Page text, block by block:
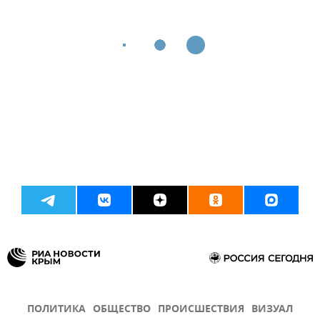
ПОЛИТИКА ОБЩЕСТВО ПРОИСШЕСТВИЯ ВИЗУАЛ